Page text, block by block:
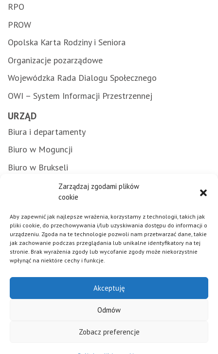
Zarządzaj zgodami plików
cookie
Aby zapewnić jak najlepsze wrażenia, korzystamy z technologii, takich jak
pliki cookie, do przechowywania i/lub uzyskiwania dostępu do informacji o
urządzeniu. Zgoda na te technologie pozwoli nam przetwarzać dane, takie
jak zachowanie podczas przeglądania lub unikalne identyfikatory na tej
stronie. Brak wyrażenia zgody lub wycofanie zgody może niekorzystnie
wpłynąć na niektóre cechy i funkcje.
Akceptuję
Odmów
Zobacz preferencje
RPO
PROW
Opolska Karta Rodziny i Seniora
Organizacje pozarządowe
Wojewódzka Rada Dialogu Społecznego
OWI – System Informacji Przestrzennej
URZĄD
Biura i departamenty
Biuro w Moguncji
Biuro w Brukseli
Załatwianie spraw w urzędzie
Zamówienia publiczne
Punkty Informacyjne FE
Praca w urzędzie
Klauzula informacyjna RODO